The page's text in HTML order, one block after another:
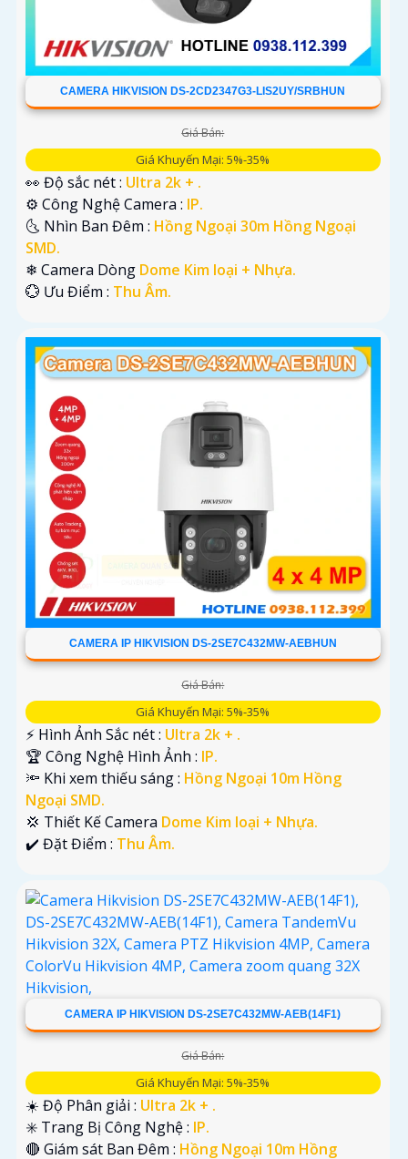
CAMERA HIKVISION DS-2CD2347G3-LIS2UY/SRBHUN
Giá Bán:
Giá Khuyến Mại: 5%-35%
👀 Độ sắc nét : Ultra 2k + .
⚙ Công Nghệ Camera : IP.
🌜 Nhìn Ban Đêm : Hồng Ngoại 30m Hồng Ngoại
SMD.
❄ Camera Dòng Dome Kim loại + Nhựa.
️💮 Ưu Điểm : Thu Âm.
CAMERA IP HIKVISION DS-2SE7C432MW-AEBHUN
Giá Bán:
Giá Khuyến Mại: 5%-35%
️⚡ Hình Ảnh Sắc nét : Ultra 2k + .
🏆 Công Nghệ Hình Ảnh : IP.
🔦 Khi xem thiếu sáng : Hồng Ngoại 10m Hồng
Ngoại SMD.
💢 Thiết Kế Camera Dome Kim loại + Nhựa.
️✔️ Đặt Điểm : Thu Âm.
CAMERA IP HIKVISION DS-2SE7C432MW-AEB(14F1)
Giá Bán:
Giá Khuyến Mại: 5%-35%
☀️ Độ Phân giải : Ultra 2k + .
✳️ Trang Bị Công Nghệ : IP.
🔴 Giám sát Ban Đêm : Hồng Ngoại 10m Hồng